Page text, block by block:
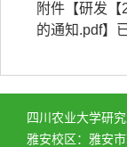
附件【研发【
的通知.pdf】
四川农业大学研
雅安校区：雅安